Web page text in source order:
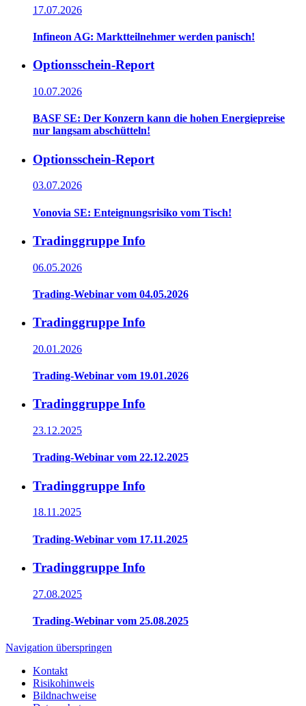
17.07.2026
Infineon AG: Marktteilnehmer werden panisch!
Optionsschein-Report
10.07.2026
BASF SE: Der Konzern kann die hohen Energiepreise
nur langsam abschütteln!
Optionsschein-Report
03.07.2026
Vonovia SE: Enteignungsrisiko vom Tisch!
Tradinggruppe Info
06.05.2026
Trading-Webinar vom 04.05.2026
Tradinggruppe Info
20.01.2026
Trading-Webinar vom 19.01.2026
Tradinggruppe Info
23.12.2025
Trading-Webinar vom 22.12.2025
Tradinggruppe Info
18.11.2025
Trading-Webinar vom 17.11.2025
Tradinggruppe Info
27.08.2025
Trading-Webinar vom 25.08.2025
Navigation überspringen
Kontakt
Risikohinweis
Bildnachweise